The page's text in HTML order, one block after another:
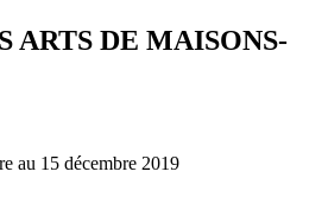
ARTS DE MAISONS-
au 15 décembre 2019